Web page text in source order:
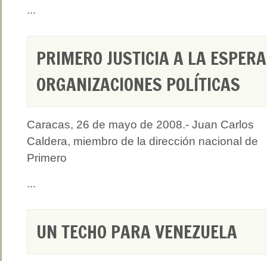
...
PRIMERO JUSTICIA A LA
ORGANIZACIONES POLÍTICAS
Caracas, 26 de mayo de 2008.- Juan Carlos
Caldera, miembro de la dirección nacional de
Primero
...
UN TECHO PARA VENEZUELA